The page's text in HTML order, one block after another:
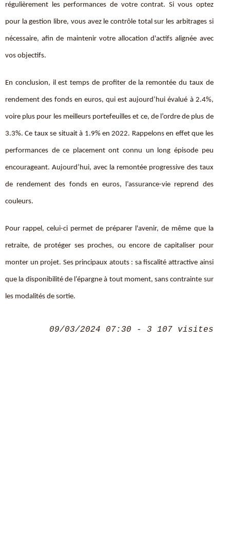
régulièrement les performances de votre contrat. Si vous optez
pour la gestion libre, vous avez le contrôle total sur les arbitrages si
nécessaire, afin de maintenir votre allocation d'actifs alignée avec
vos objectifs.
En conclusion, il est temps de profiter de la remontée du taux de
rendement des fonds en euros, qui est aujourd’hui évalué à 2.4%,
voire plus pour les meilleurs portefeuilles et ce, de l’ordre de plus de
3.3%. Ce taux se situait à 1.9% en 2022. Rappelons en effet que les
performances de ce placement ont connu un long épisode peu
encourageant. Aujourd’hui, avec la remontée progressive des taux
de rendement des fonds en euros, l’assurance-vie reprend des
couleurs.
Pour rappel, celui-ci permet de préparer l'avenir, de même que la
retraite, de protéger ses proches, ou encore de capitaliser pour
monter un projet. Ses principaux atouts : sa fiscalité attractive ainsi
que la disponibilité de l’épargne à tout moment, sans contrainte sur
les modalités de sortie.
09/03/2024 07:30 - 3 107 visites